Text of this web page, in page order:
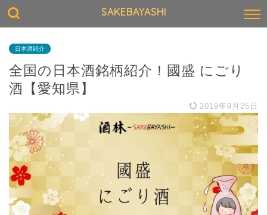
SAKEBAYASHI
日本酒紹介
全国の日本酒銘柄紹介！國盛 にごり
酒【愛知県】
2019年9月25日